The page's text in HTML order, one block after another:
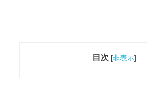
目次 [非表示]